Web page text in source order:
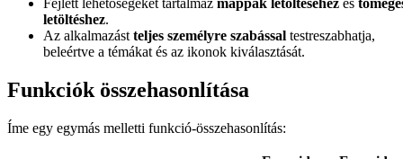
letöltéshez.
Az alkalmazást teljes személyre szabással testreszabhatja,
beleértve a témákat és az ikonok kiválasztását.
Funkciók összehasonlítása
Íme egy egymás melletti funkció-összehasonlítás: